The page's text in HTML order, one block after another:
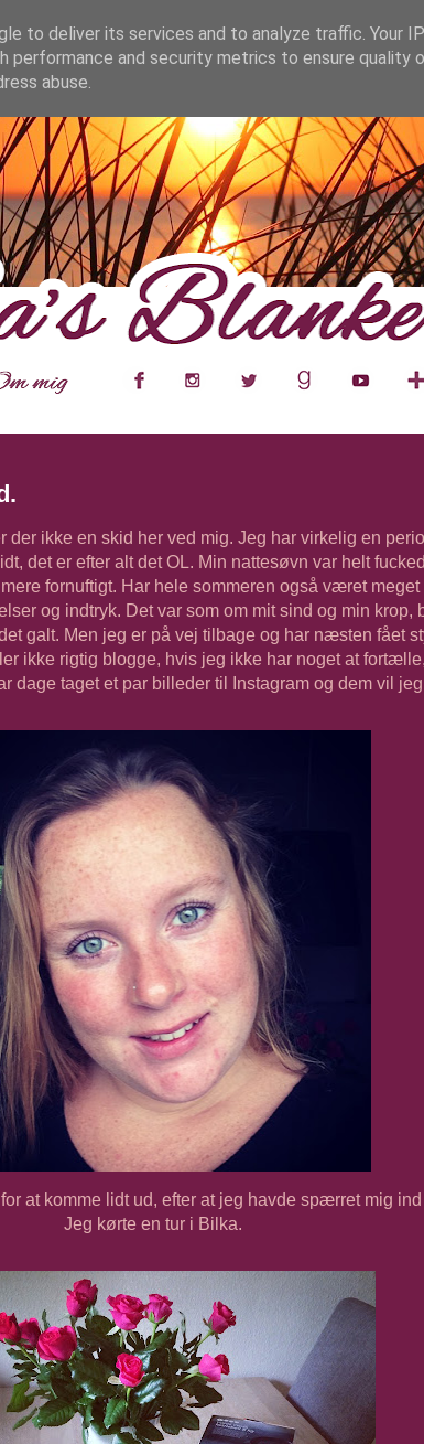
ikke en skid her ved mig. Jeg har virkelig en
det er efter alt det OL. Min nattesøvn var helt
fornuftigt. Har hele sommeren også været
og indtryk. Det var som om mit sind og min krop,
galt. Men jeg er på vej tilbage og har næsten fået
ikke rigtig blogge, hvis jeg ikke har noget at
dage taget et par billeder til Instagram og dem vil
at komme lidt ud, efter at jeg havde spærret mig
Jeg kørte en tur i Bilka.
to deliver its services and to analyze traffic. Your
performance and security metrics to ensure quality
abuse.